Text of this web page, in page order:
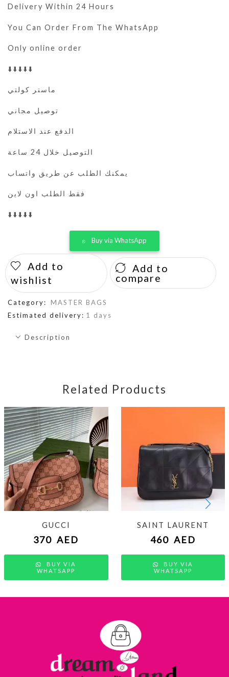
Delivery Within 24 Hours
You Can Order From The WhatsApp
Only online order
⬇️⬇️⬇️⬇️⬇️
ماستر كولتي
توصيل مجاني
الدفع عند الاستلام
التوصيل خلال 24 ساعة
يمكنك الطلب عن طريق واتساب
فقط الطلب اون لاين
⬇️⬇️⬇️⬇️⬇️
Buy via WhatsApp
Add to
wishlist
Add to
compare
Category:
MASTER BAGS
Estimated delivery: 1 days
Description
Related Products
GUCCI
370 AED
BUY VIA
WHATSAPP
SAINT LAURENT
460 AED
BUY VIA
WHATSAPP